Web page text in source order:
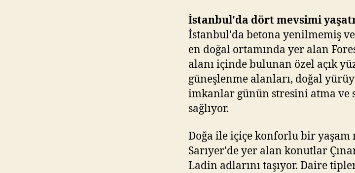
İstanbul'da dört mevsimi
İstanbul'da betona yenilmemiş
en doğal ortamında yer alan
alanı içinde bulunan özel açık
güneşlenme alanları, doğal
imkanlar günün stresini atma ve
sağlıyor.
Doğa ile içiçe konforlu bir yaşam
Sarıyer'de yer alan konutlar
Ladin adlarını taşıyor. Daire